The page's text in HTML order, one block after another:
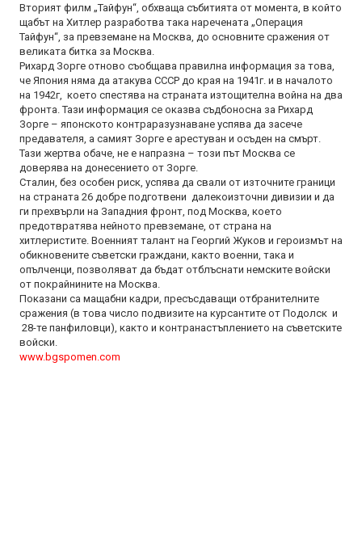
Вторият филм „Тайфун“, обхваща събитията от момента, в който
щабът на Хитлер разработва така наречената „Операция
Тайфун“, за превземане на Москва, до основните сражения от
великата битка за Москва.
Рихард Зорге отново съобщава правилна информация за това,
че Япония няма да атакува СССР до края на 1941г. и в началото
на 1942г, което спестява на страната изтощителна война на два
фронта. Тази информация се оказва съдбоносна за Рихард
Зорге – японското контраразузнаване успява да засече
предавателя, а самият Зорге е арестуван и осъден на смърт.
Тази жертва обаче, не е напразна – този път Москва се
доверява на донесението от Зорге.
Сталин, без особен риск, успява да свали от източните граници
на страната 26 добре подготвени далекоизточни дивизии и да
ги прехвърли на Западния фронт, под Москва, което
предотвратява нейното превземане, от страна на
хитлеристите. Военният талант на Георгий Жуков и героизмът на
обикновените съветски граждани, както военни, така и
опълченци, позволяват да бъдат отблъснати немските войски
от покрайнините на Москва.
Показани са мащабни кадри, пресъсдаващи отбранителните
сражения (в това число подвизите на курсантите от Подолск и
28-те панфиловци), както и контранастъплението на съветските
войски.
www.bgspomen.com